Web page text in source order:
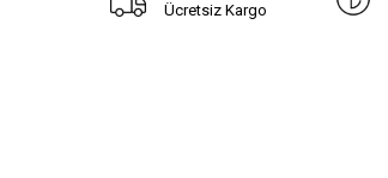
Ücretsiz Kargo